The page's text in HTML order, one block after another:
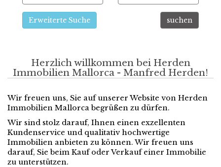
Erweiterte Suche suchen
Herzlich willkommen bei Herden
Immobilien Mallorca - Manfred Herden!
Wir freuen uns, Sie auf unserer Website von Herden
Immobilien Mallorca begrüßen zu dürfen.
Wir sind stolz darauf, Ihnen einen exzellenten
Kundenservice und qualitativ hochwertige
Immobilien anbieten zu können. Wir freuen uns
darauf, Sie beim Kauf oder Verkauf einer Immobilie
zu unterstützen.